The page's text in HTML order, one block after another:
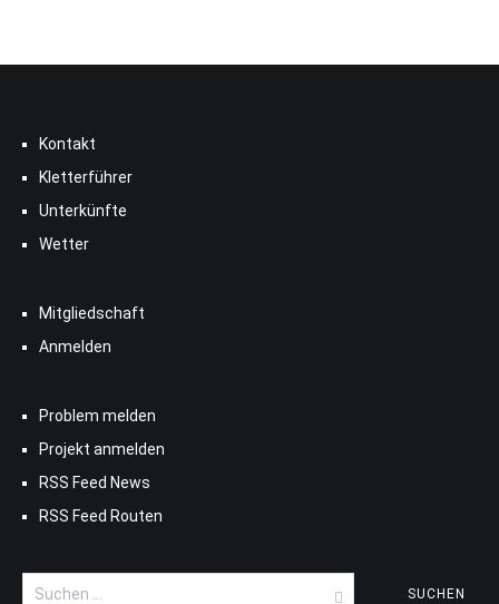
Kontakt
Kletterführer
Unterkünfte
Wetter
Mitgliedschaft
Anmelden
Problem melden
Projekt anmelden
RSS Feed News
RSS Feed Routen
Suchen